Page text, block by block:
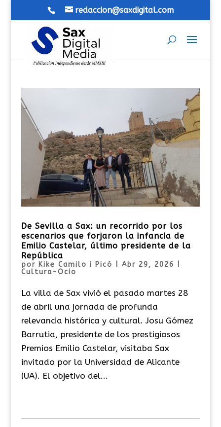
redaccion@saxdigital.com
De Sevilla a Sax: un recorrido por los
escenarios que forjaron la infancia de
Emilio Castelar, último presidente de la
República
por Kike Camilo i Picó Abr 29, 2026
Cultura-Ocio
La villa de Sax vivió el pasado martes 28
de abril una jornada de profunda
relevancia histórica y cultural. Josu Gómez
Barrutia, presidente de los prestigiosos
Premios Emilio Castelar, visitaba Sax
invitado por la Universidad de Alicante
(UA). El objetivo del...